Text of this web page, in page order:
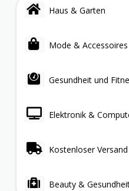
Haus & Garten
Mode & Accessoires
Gesundheit und
Elektronik &
Kostenloser Versand
Beauty &